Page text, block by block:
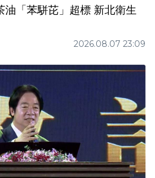
油「苯駢芘」超標 新北衛生
2026.08.07 23:09